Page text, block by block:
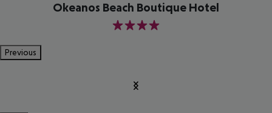
Okeanos Beach Boutique Hotel
4
Previous